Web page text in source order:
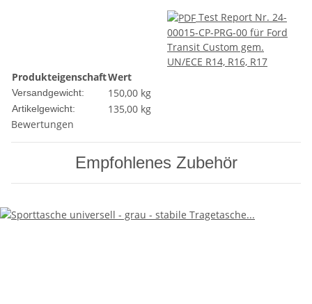
Test Report Nr. 24-
00015-CP-PRG-00 für Ford
Transit Custom gem.
UN/ECE R14, R16, R17
ProdukteigenschaftWert
Versandgewicht: 150,00 kg
Artikelgewicht: 135,00 kg
Bewertungen
Empfohlenes Zubehör